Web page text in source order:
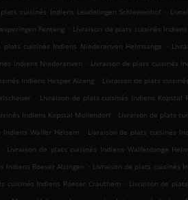
cuisinés Indiens Leudelingen Schlewenhof .
Fenteng . Livraison de plats cuisinés
plats cuisinés Indiens Niederanven Helmsange .
Indiens Niederanven . Livraison de plats cuisinés
Indiens Hesper Alzeng . Livraison de plats
. Livraison de plats cuisinés Indiens Kopstal
Indiens Kopstal Mullendorf . Livraison de plats
Walfer Helsem . Livraison de plats cuisinés
. Livraison de plats cuisinés Indiens Walferdange
Indiens Roeser Alzingen . Livraison de plats cuisinés
cuisinés Indiens Roeser Crauthem . Livraison de